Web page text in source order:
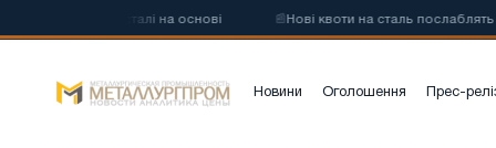
сталі на основі Нові квоти на сталь послаблять
Новини Оголошення Прес-